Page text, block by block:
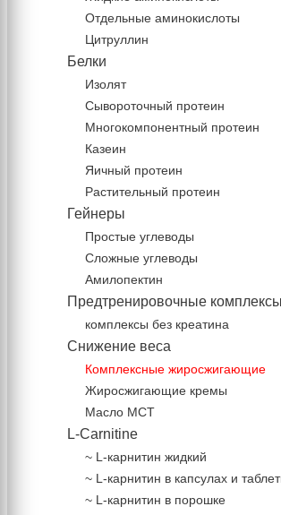
Отдельные аминокислоты
Цитруллин
Белки
Изолят
Сывороточный протеин
Многокомпонентный протеин
Казеин
Яичный протеин
Растительный протеин
Гейнеры
Простые углеводы
Сложные углеводы
Амилопектин
Предтренировочные комплексы
комплексы без креатина
Снижение веса
Комплексные жиросжигающие
Жиросжигающие кремы
Масло МСТ
L-Carnitine
~ L-карнитин жидкий
~ L-карнитин в капсулах и
~ L-карнитин в порошке